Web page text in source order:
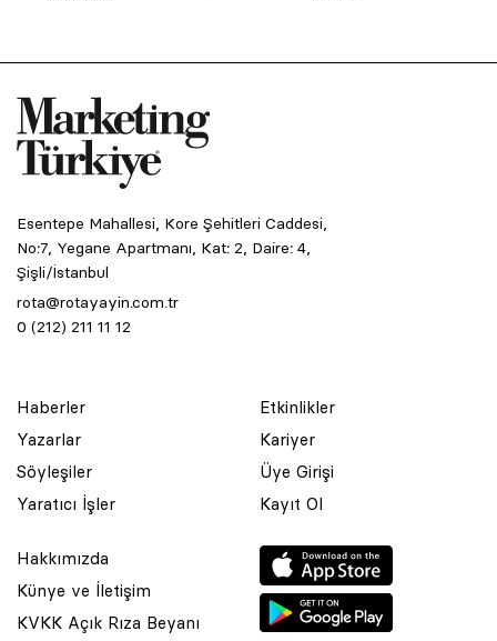
Esentepe Mahallesi, Kore Şehitleri Caddesi,
No:7, Yegane Apartmanı, Kat: 2, Daire: 4,
Şişli/İstanbul
rota@rotayayin.com.tr
0 (212) 211 11 12
Haberler
Yazarlar
Söyleşiler
Yaratıcı İşler
Etkinlikler
Kariyer
Üye Girişi
Kayıt Ol
Hakkımızda
Künye ve İletişim
KVKK Açık Rıza Beyanı